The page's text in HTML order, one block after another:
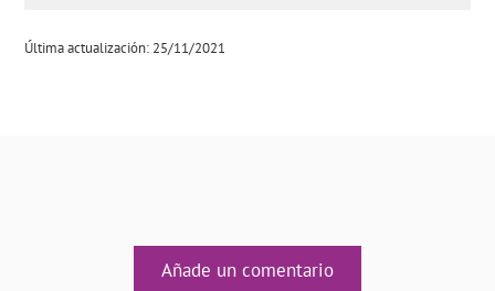
Última actualización: 25/11/2021
Añade un comentario